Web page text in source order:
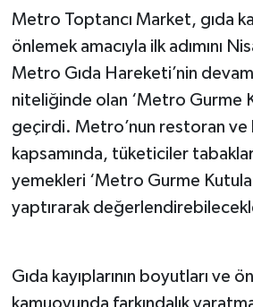
Metro Toptancı Market, gıda
önlemek amacıyla ilk adımını
Metro Gıda Hareketi’nin
niteliğinde olan ‘Metro Gurme
geçirdi. Metro’nun restoran ve
kapsamında, tüketiciler
yemekleri ‘Metro Gurme
yaptırarak
Gıda kayıplarının boyutları ve